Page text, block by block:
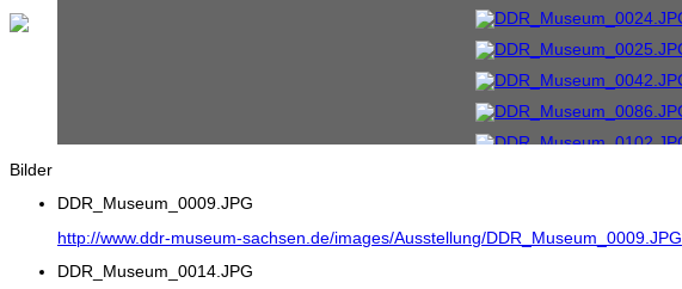
Bilder
DDR_Museum_0009.JPG
http://www.ddr-museum-sachsen.de/images/Ausstellung/DDR_Museum_0009.JPG
DDR_Museum_0014.JPG